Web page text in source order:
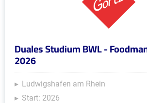
Duales Studium BWL -
2026
Ludwigshafen am Rhein
Start: 2026